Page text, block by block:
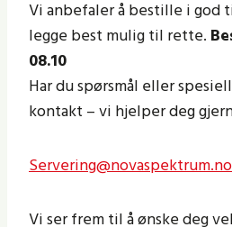
Vi anbefaler å bestille i god
legge best mulig til rette.
08.10
Har du spørsmål eller
kontakt – vi hjelper deg
Servering@novaspektrum.no
Vi ser frem til å ønske deg